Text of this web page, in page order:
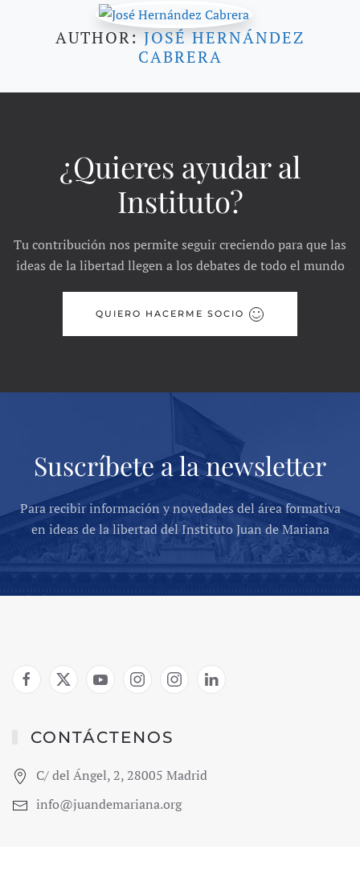
AUTHOR:JOSÉ HERNÁNDEZ
CABRERA
¿Quieres ayudar al
Instituto?
Tu contribución nos permite seguir creciendo para que las
ideas de la libertad llegen a los debates de todo el mundo
QUIERO HACERME SOCIO
Suscríbete a la newsletter
Para recibir información y novedades del área formativa
en ideas de la libertad del Instituto Juan de Mariana
CONTÁCTENOS
C/ del Ángel, 2, 28005 Madrid
info@juandemariana.org